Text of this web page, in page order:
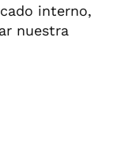
interno,
nuestra